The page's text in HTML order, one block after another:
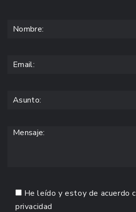
He leído y estoy de acuerdo
privacidad